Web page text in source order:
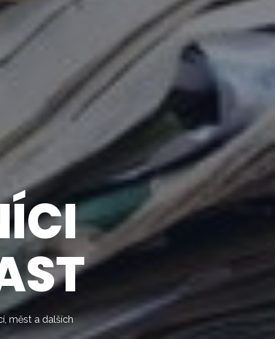
měst a dalších